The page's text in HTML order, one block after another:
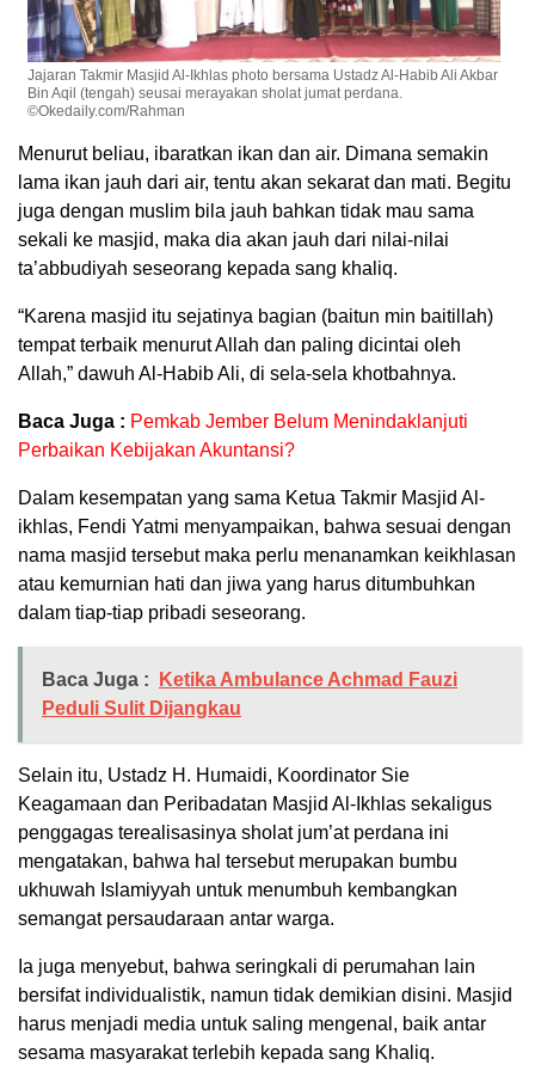
Jajaran Takmir Masjid Al-Ikhlas photo bersama Ustadz Al-Habib Ali Akbar
Bin Aqil (tengah) seusai merayakan sholat jumat perdana.
©Okedaily.com/Rahman
Menurut beliau, ibaratkan ikan dan air. Dimana semakin
lama ikan jauh dari air, tentu akan sekarat dan mati. Begitu
juga dengan muslim bila jauh bahkan tidak mau sama
sekali ke masjid, maka dia akan jauh dari nilai-nilai
ta’abbudiyah seseorang kepada sang khaliq.
“Karena masjid itu sejatinya bagian (baitun min baitillah)
tempat terbaik menurut Allah dan paling dicintai oleh
Allah,” dawuh Al-Habib Ali, di sela-sela khotbahnya.
Baca Juga : Pemkab Jember Belum Menindaklanjuti
Perbaikan Kebijakan Akuntansi?
Dalam kesempatan yang sama Ketua Takmir Masjid Al-
ikhlas, Fendi Yatmi menyampaikan, bahwa sesuai dengan
nama masjid tersebut maka perlu menanamkan keikhlasan
atau kemurnian hati dan jiwa yang harus ditumbuhkan
dalam tiap-tiap pribadi seseorang.
Baca Juga :
Ketika Ambulance Achmad Fauzi
Peduli Sulit Dijangkau
Selain itu, Ustadz H. Humaidi, Koordinator Sie
Keagamaan dan Peribadatan Masjid Al-Ikhlas sekaligus
penggagas terealisasinya sholat jum’at perdana ini
mengatakan, bahwa hal tersebut merupakan bumbu
ukhuwah Islamiyyah untuk menumbuh kembangkan
semangat persaudaraan antar warga.
Ia juga menyebut, bahwa seringkali di perumahan lain
bersifat individualistik, namun tidak demikian disini. Masjid
harus menjadi media untuk saling mengenal, baik antar
sesama masyarakat terlebih kepada sang Khaliq.